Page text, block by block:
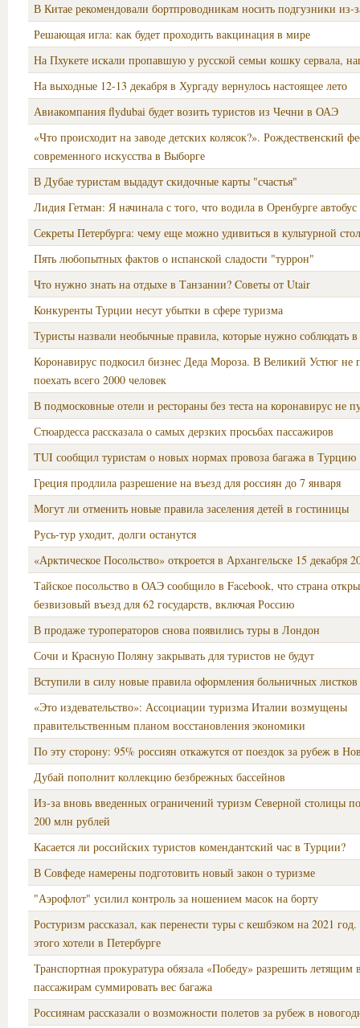
В Китае рекомендовали бортпроводникам носить подгузники из-
Решающая игла: как будет проходить вакцинация в мире
На Пхукете искали пропавшую у русской семьи кошку сервала,
На выходные 12-13 декабря в Хургаду вернулось настоящее лето
Авиакомпания flydubai будет возить туристов из Чечни в ОАЭ
«Что происходит на заводе детских колясок?». Рождественский
современного искусства в Выборге
В Дубае туристам выдадут скидочные карты "счастья"
Лидия Гетман: Я начинала с того, что водила в Оренбурге
Секреты Петербурга: чему еще можно удивиться в культурной
Пять любопытных фактов о испанской сладости "туррон"
Что нужно знать на отдыхе в Танзании? Cоветы от Utair
Конкуренты Турции несут убытки в сфере туризма
Туристы назвали необычные правила, которые нужно соблюдать
Коронавирус подкосил бизнес Деда Мороза. В Великий Устюг не
поехать всего 2000 человек
В подмосковные отели и рестораны без теста на коронавирус не
Стюардесса рассказала о самых дерзких просьбах пассажиров
TUI сообщил туристам о новых нормах провоза багажа в Турцию
Греция продлила разрешение на въезд для россиян до 7 января
Могут ли отменить новые правила заселения детей в гостиницы
Русь-тур уходит, долги останутся
«Арктическое Посольство» откроется в Архангельске 15 декабря
Тайское посольство в ОАЭ сообщило в Facebook, что страна
безвизовый въезд для 62 государств, включая Россию
В продаже туроператоров снова появились туры в Лондон
Сочи и Красную Поляну закрывать для туристов не будут
Вступили в силу новые правила оформления больничных листков
«Это издевательство»: Ассоциации туризма Италии возмущены
правительственным планом восстановления экономики
По эту сторону: 95% россиян откажутся от поездок за рубеж в
Дубай пополнит коллекцию безбрежных бассейнов
Из-за вновь введенных ограничений туризм Cеверной столицы
200 млн рублей
Касается ли российских туристов комендантский час в Турции?
В Совфеде намерены подготовить новый закон о туризме
"Аэрофлот" усилил контроль за ношением масок на борту
Ростуризм рассказал, как перенести туры с кешбэком на 2021
этого хотели в Петербурге
Транспортная прокуратура обязала «Победу» разрешить летящим
пассажирам суммировать вес багажа
Россиянам рассказали о возможности полетов за рубеж в